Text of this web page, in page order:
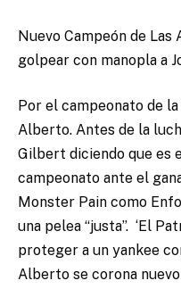
Nuevo Campeón de Las
golpear con manopla a
Por el campeonato de
Alberto. Antes de la
Gilbert diciendo que es
campeonato ante el
Monster Pain como
una pelea “justa”. ‘El
proteger a un yankee
Alberto se corona